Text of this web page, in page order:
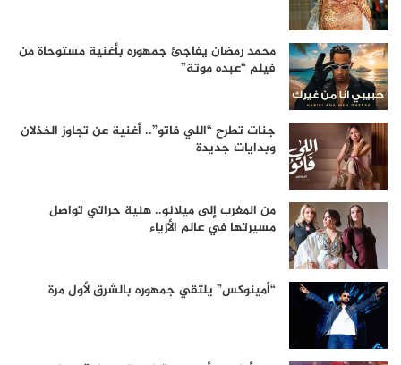
محمد رمضان يفاجئ جمهوره بأغنية مستوحاة من
فيلم “عبده موتة”
جنات تطرح “اللي فاتو”.. أغنية عن تجاوز الخذلان
وبدايات جديدة
من المغرب إلى ميلانو.. هنية حراتي تواصل
مسيرتها في عالم الأزياء
“أمينوكس” يلتقي جمهوره بالشرق لأول مرة